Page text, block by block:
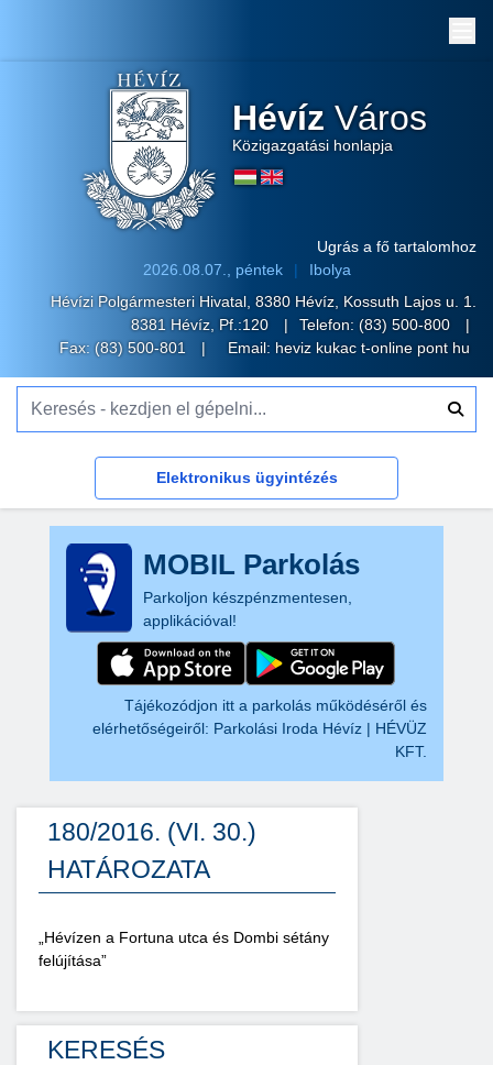
Hévíz Város
Közigazgatási honlapja
Ugrás a fő tartalomhoz
2026.08.07., péntek
Ibolya
Hévízi Polgármesteri Hivatal, 8380 Hévíz, Kossuth Lajos u. 1.
8381 Hévíz, Pf.:120
Telefon: (83) 500-800
Fax: (83) 500-801
Email: heviz kukac t-online pont hu
Elektronikus ügyintézés
MOBIL Parkolás
Parkoljon készpénzmentesen,
applikációval!
Tájékozódjon itt a parkolás működéséről és
elérhetőségeiről: Parkolási Iroda Hévíz | HÉVÜZ
KFT.
180/2016. (VI. 30.)
HATÁROZATA
„Hévízen a Fortuna utca és Dombi sétány
felújítása”
KERESÉS